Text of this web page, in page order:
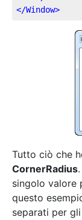
</Window>
Tutto ciò che
CornerRadius
singolo valore
questo
separati per